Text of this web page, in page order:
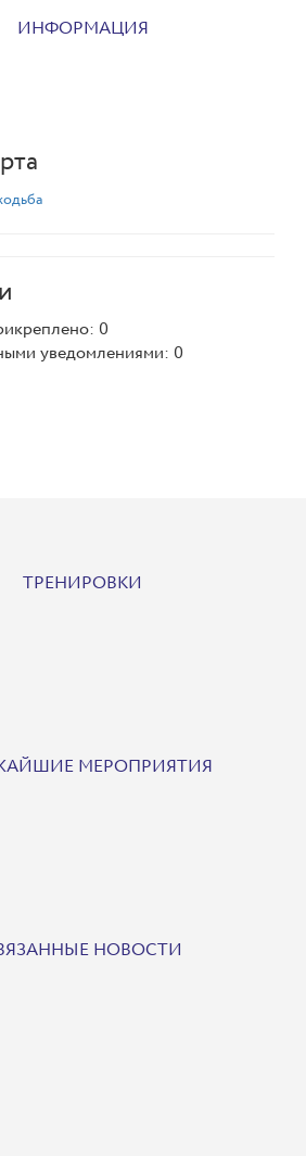
ИНФОРМАЦИЯ
0
уведомлениями: 0
ТРЕНИРОВКИ
МЕРОПРИЯТИЯ
НОВОСТИ